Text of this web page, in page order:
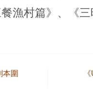
漁村篇》、《三
本圍